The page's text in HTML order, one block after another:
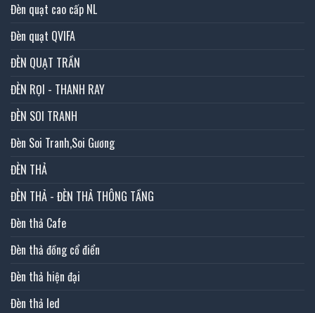
Đèn quạt cao cấp NL
Đèn quạt QVIFA
ĐÈN QUẠT TRẦN
ĐÈN RỌI - THANH RAY
ĐÈN SOI TRANH
Đèn Soi Tranh,Soi Gương
ĐÈN THẢ
ĐÈN THẢ - ĐÈN THẢ THÔNG TẦNG
Đèn thả Cafe
Đèn thả đồng cổ điển
Đèn thả hiện đại
Đèn thả led